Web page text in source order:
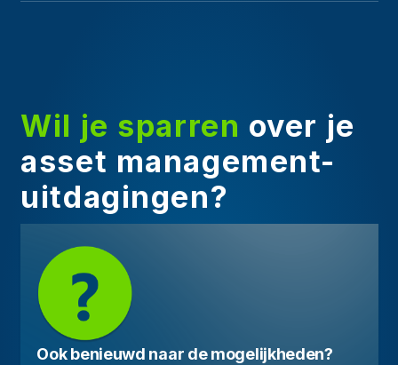
Wil je sparren over je
asset management-
uitdagingen?
Ook benieuwd naar de mogelijkheden?